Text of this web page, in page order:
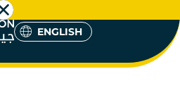
ENGLISH